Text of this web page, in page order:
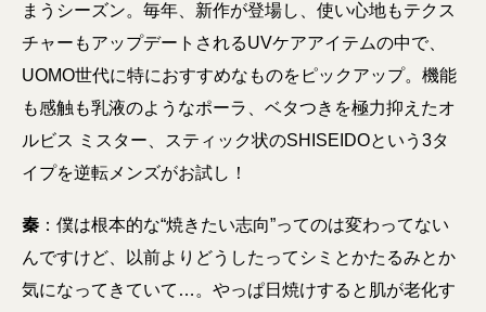
まうシーズン。毎年、新作が登場し、使い心地もテクス
チャーもアップデートされるUVケアアイテムの中で、
UOMO世代に特におすすめなものをピックアップ。機能
も感触も乳液のようなポーラ、ベタつきを極力抑えたオ
ルビス ミスター、スティック状のSHISEIDOという3タ
イプを逆転メンズがお試し！
秦 ：僕は根本的な“焼きたい志向”ってのは変わってない
んですけど、以前よりどうしたってシミとかたるみとか
気になってきていて…。やっぱ日焼けすると肌が老化す